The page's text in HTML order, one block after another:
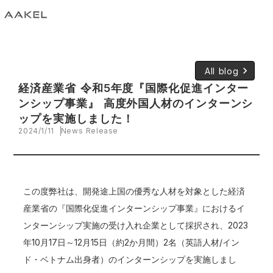
All blog keyboard_arrow_right
経済産業省 令和5年度『国際化促進インター
ンシップ事業』 高度外国人材のインターンシ
ップを実施しました！
2024/1/11 News Release
この度弊社は、開発途上国の優秀な人材を対象とした経済
産業省の『国際化促進インターンシップ事業』におけるイ
ンターンシップ実施の受け入れ企業として採択され、2023
年10月17日～12月15日（約2か月間）2名（英語人材/イン
ド・ベトナム出身者）のインターンシップを実施しまし